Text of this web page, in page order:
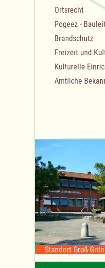
Ortsrecht
Pogeez -
Brandschutz
Freizeit und
Kulturelle
Amtliche
Standort Groß